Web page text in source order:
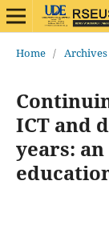
Home / Archives
ICT and
years: